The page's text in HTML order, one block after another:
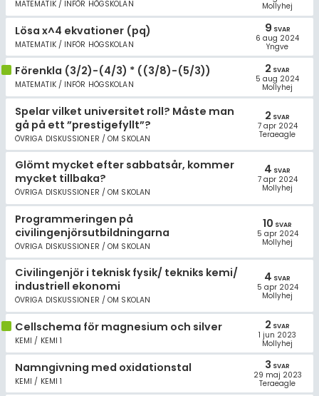
MATEMATIK / INFÖR HÖGSKOLAN
Mollyhej
Lösa x^4 ekvationer (pq)
MATEMATIK / INFÖR HÖGSKOLAN
9 SVAR
6 aug 2024
Yngve
Förenkla (3/2)-(4/3) * ((3/8)-(5/3))
MATEMATIK / INFÖR HÖGSKOLAN
2 SVAR
5 aug 2024
Mollyhej
Spelar vilket universitet roll? Måste man
gå på ett ”prestigefyllt”?
ÖVRIGA DISKUSSIONER / OM SKOLAN
2 SVAR
7 apr 2024
Teraeagle
Glömt mycket efter sabbatsår, kommer
mycket tillbaka?
ÖVRIGA DISKUSSIONER / OM SKOLAN
4 SVAR
7 apr 2024
Mollyhej
Programmeringen på
civilingenjörsutbildningarna
ÖVRIGA DISKUSSIONER / OM SKOLAN
10 SVAR
5 apr 2024
Mollyhej
Civilingenjör i teknisk fysik/ tekniks kemi/
industriell ekonomi
ÖVRIGA DISKUSSIONER / OM SKOLAN
4 SVAR
5 apr 2024
Mollyhej
Cellschema för magnesium och silver
KEMI / KEMI 1
2 SVAR
1 jun 2023
Mollyhej
Namngivning med oxidationstal
KEMI / KEMI 1
3 SVAR
29 maj 2023
Teraeagle